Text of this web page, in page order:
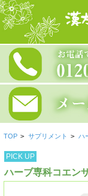
TOP > サプリメント > ハ
PICK UP
ハーブ専科コエン